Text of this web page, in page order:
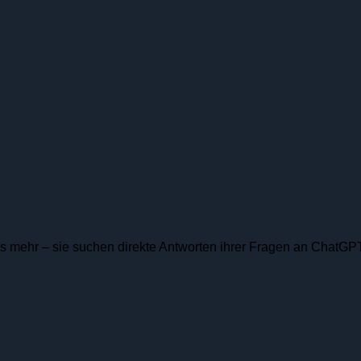
– sie suchen direkte Antworten ihrer Fragen an